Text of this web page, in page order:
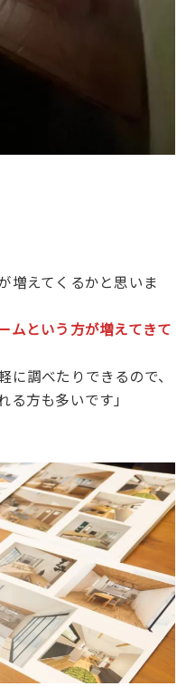
増えてくるかと思いま
ムという方が増えてきて
調べたりできるので、
る方も多いです」